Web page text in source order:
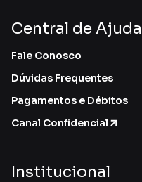
Central de Ajuda
Fale Conosco
Dúvidas Frequentes
Pagamentos e Débitos
Canal Confidencial
Institucional